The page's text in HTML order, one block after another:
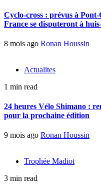
Cyclo-cross : prévus à
France se disputeront à
8 mois ago Ronan Houssin
Actualites
1 min read
24 heures Vélo Shimano :
pour la prochaine édition
9 mois ago Ronan Houssin
Trophée Madiot
3 min read